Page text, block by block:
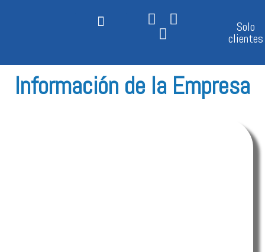
Solo
clientes
Información de la Empresa